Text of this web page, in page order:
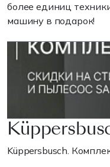
более единиц
машину в подарок!
Küppersbusch.